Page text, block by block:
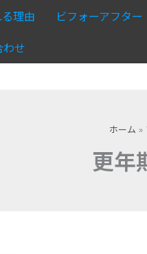
理由 ビフォーアフター
わせ
ホーム
更年